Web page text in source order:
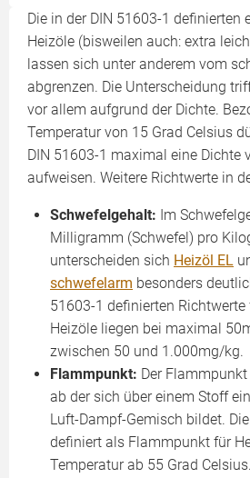
Die in der DIN 51603-1 definierten
Heizöle (bisweilen auch: extra
lassen sich unter anderem vom
abgrenzen. Die Unterscheidung
vor allem aufgrund der Dichte.
Temperatur von 15 Grad Celsius
DIN 51603-1 maximal eine Dichte
aufweisen. Weitere Richtwerte in
Schwefelgehalt: Im
Milligramm (Schwefel) pro
unterscheiden sich Heizöl EL
schwefelarm besonders
51603-1 definierten
Heizöle liegen bei maximal
zwischen 50 und 1.000mg/kg.
Flammpunkt: Der
ab der sich über einem Stoff
Luft-Dampf-Gemisch bildet.
definiert als Flammpunkt für
Temperatur ab 55 Grad Celsius.